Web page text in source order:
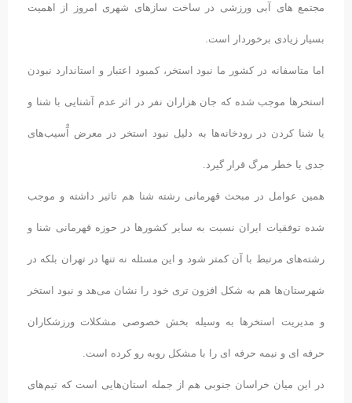
مجتمع های آبی ورزشی در ساخت سازهای شهری امروز از اهمیت
بسیار زیادی برخوردار است.
اما متاسفانه در کشور ما نبود استخر، کمبود اعتبار و استاندارد نبودن
استخرها موجب شده که جان هزاران نفر در اثر عدم آشنایی با شنا و
یا شنا کردن در رودخانه‌ها به دلیل نبود استخر در معرض آْسیب‌های
جدی یا خطر مرگ قرار گیرد.
همین عوامل در مبحث قهرمانی رشته شنا هم تاثیر داشته و موجب
شده توفقیات ایران نسبت به سایر کشورها در حوزه قهرمانی شنا و
رشته‌های مرتبط با آن کمتر شود و این مسئله نه تنها در تهران بلکه در
شهرستان‌ها هم به شکل افزون تری خود را نشان می‌هد و نبود استخر
و مدیریت استخرها به وسیله بخش خصوصی مشکلات ورزشکاران
حرفه ای و نیمه حرفه ای را با مشکل روبه رو کرده است.
در این میان خراسان جنوبی هم از جمله استان‌هایی است که تیم‌های